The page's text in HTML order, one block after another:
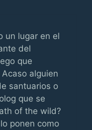
un lugar en el
del
que
alguien
santuarios o
que se
of the wild?
ponen como